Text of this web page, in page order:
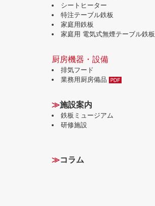
シートヒーター
特注テーブル鉄板
家庭用鉄板
家庭用 電気式無煙テーブル鉄板
厨房機器・設備
排気フード
業務用厨房備品
≫施設案内
鉄板ミュージアム
研修施設
≫コラム